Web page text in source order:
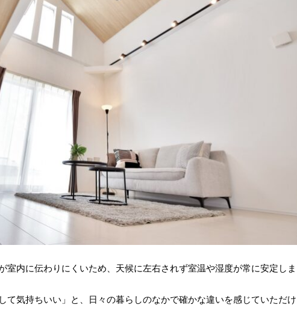
室内に伝わりにくいため、天候に左右されず室温や湿度が常に安定しま
て気持ちいい」と、日々の暮らしのなかで確かな違いを感じていただけ